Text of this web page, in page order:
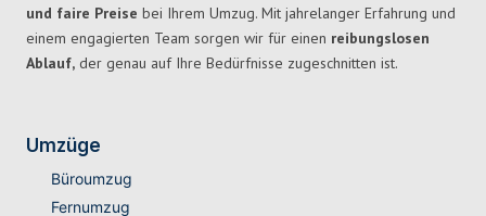
und faire Preise bei Ihrem Umzug. Mit jahrelanger Erfahrung und
einem engagierten Team sorgen wir für einen reibungslosen
Ablauf, der genau auf Ihre Bedürfnisse zugeschnitten ist.
Umzüge
Büroumzug
Fernumzug